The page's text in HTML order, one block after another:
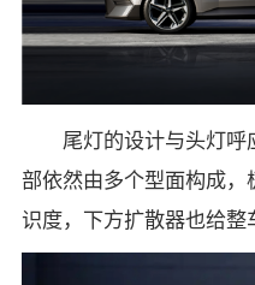
尾灯的设计与头灯
部依然由多个型面构成
识度，下方扩散器也给整